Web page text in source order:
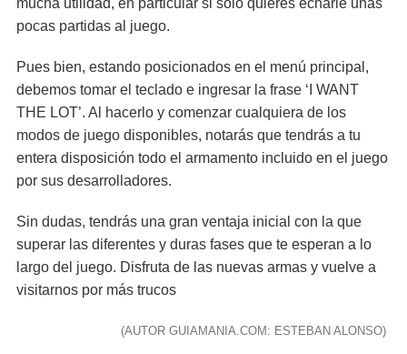
mucha utilidad, en particular si solo quieres echarle unas
pocas partidas al juego.
Pues bien, estando posicionados en el menú principal,
debemos tomar el teclado e ingresar la frase ‘I WANT
THE LOT’. Al hacerlo y comenzar cualquiera de los
modos de juego disponibles, notarás que tendrás a tu
entera disposición todo el armamento incluido en el juego
por sus desarrolladores.
Sin dudas, tendrás una gran ventaja inicial con la que
superar las diferentes y duras fases que te esperan a lo
largo del juego. Disfruta de las nuevas armas y vuelve a
visitarnos por más trucos
(AUTOR GUIAMANIA.COM: ESTEBAN ALONSO)